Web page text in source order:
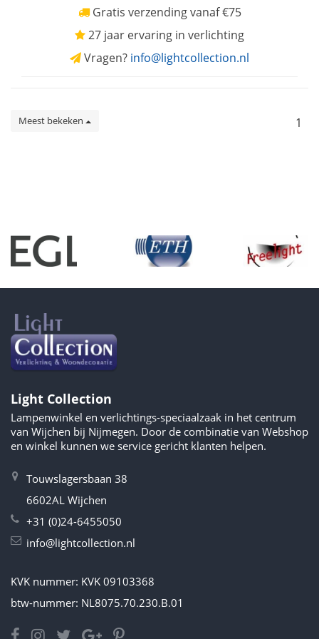
Gratis verzending vanaf €75
27 jaar ervaring in verlichting
Vragen? info@lightcollection.nl
Meest bekeken 1
Light Collection
Lampenwinkel en verlichtings-speciaalzaak in het centrum
van Wijchen bij Nijmegen. Door de combinatie van Webshop
en winkel kunnen we service gericht klanten helpen.
Touwslagersbaan 38
6602AL Wijchen
+31 (0)24-6455050
info@lightcollection.nl
KVK nummer: KVK 09103368
btw-nummer: NL8075.70.230.B.01